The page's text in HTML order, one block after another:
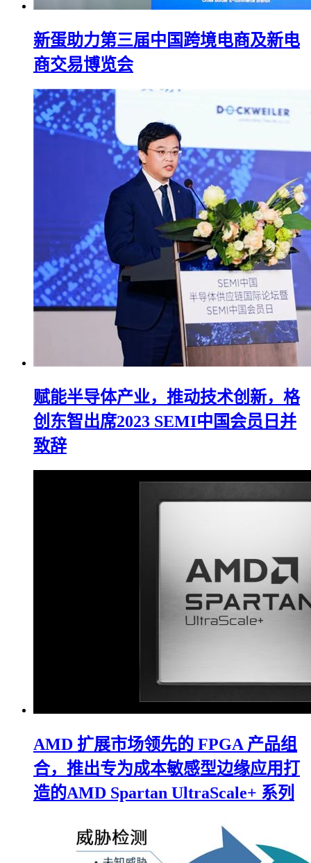
新蛋助力第三届中国跨境电商及新电
商交易博览会
赋能半导体产业，推动技术创新，格
创东智出席2023 SEMI中国会员日并
致辞
AMD 扩展市场领先的 FPGA 产品组
合，推出专为成本敏感型边缘应用打
造的AMD Spartan UltraScale+ 系列